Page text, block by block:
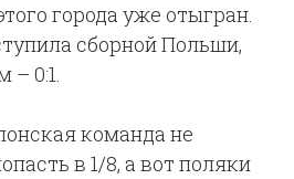
города уже отыгран.
сборной Польши,
– 0:1.
команда не
в 1/8, а вот поляки